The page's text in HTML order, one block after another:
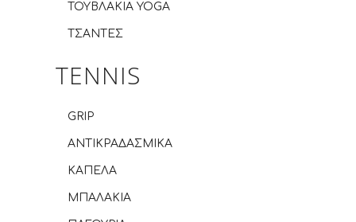
ΤΟΥΒΛΑΚΙΑ YOGA
ΤΣΑΝΤΕΣ
TENNIS
GRIP
ΑΝΤΙΚΡΑΔΑΣΜΙΚΑ
ΚΑΠΕΛΑ
ΜΠΑΛΑΚΙΑ